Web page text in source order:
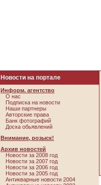
Новости на портале
Информ. агентство
О нас
Подписка на новости
Наши партнеры
Авторские права
Банк фотографий
Доска обьявлений
Внимание, розыск!
Архив новостей
Новости за 2008 год
Новости за 2007 год
Новости за 2006 год
Новости за 2005 год
Антикварные новости 2004